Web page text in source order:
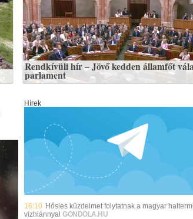
Rendkívüli hír – Jövő kedden államfőt
parlament
Hírek
16:10 Hősies küzdelmet folytatnak a magyar
vízhiánnyal GONDOLA.HU